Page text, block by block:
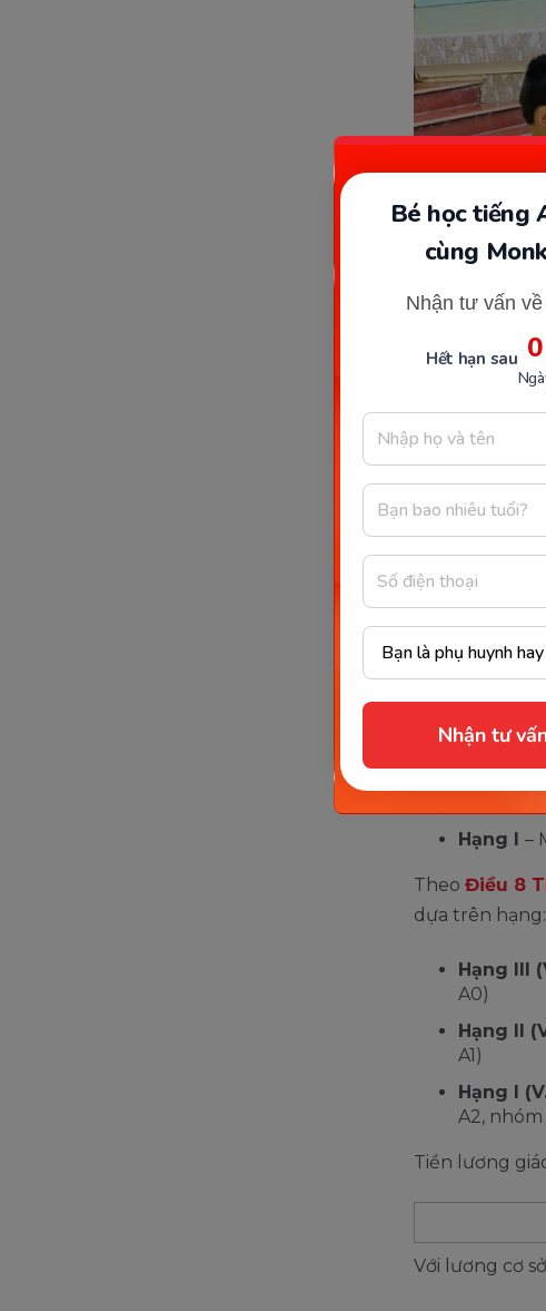
Bé học tiếng
cùng
Nhận tư vấn
Hết hạn sau 0
Nhận tư
GVMN hệ cao
Bảng
2025
Hiện nay,
hệ cao đẳng,
nghiệp trình
Dựa theoĐiều
đẳng được
Hạng III
Hạng I –
Theo Điều 8
dựa trên hạng:
Hạng III
A0)
Hạng II
A1)
Hạng I
A2, nhóm
Tiền lương
Với lương cơ